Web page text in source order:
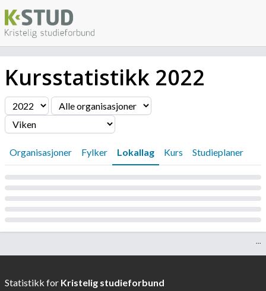
Kursstatistikk 2022
Filter
Organisasjoner Fylker Lokallag Kurs Studieplaner
...
Statistikk for Kristelig studieforbund